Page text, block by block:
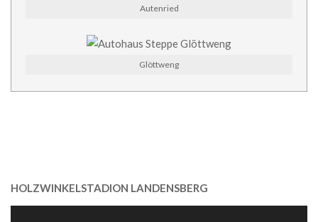
Autenried
Glöttweng
HOLZWINKELSTADION LANDENSBERG